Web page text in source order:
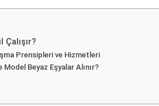
Çalışır?
Prensipleri ve Hizmetleri
Beyaz Eşyalar Alınır?